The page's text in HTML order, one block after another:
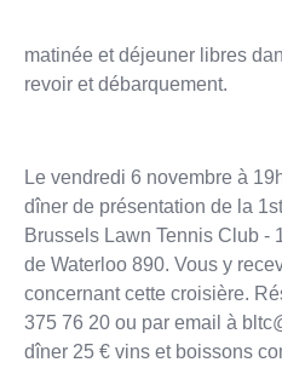
matinée et déjeuner libres
revoir et débarquement.
Le vendredi 6 novembre à
dîner de présentation de la
Brussels Lawn Tennis Club -
de Waterloo 890. Vous y
concernant cette croisière.
375 76 20 ou par email à
dîner 25 € vins et boissons